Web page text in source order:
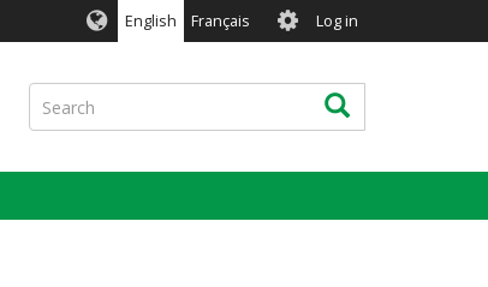
English Français User
account
menu
Log in
Search Search